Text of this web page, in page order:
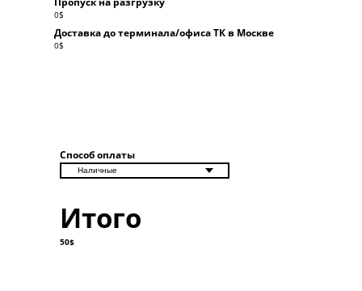
0$
Доставка до терминала/офиса ТК в Москве
0$
Итого
50$
Способ оплаты